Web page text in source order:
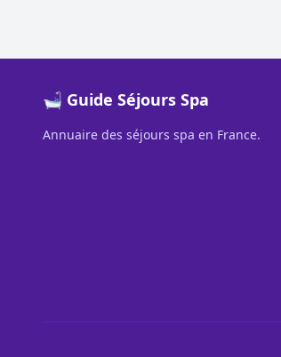
🛁 Guide Séjours Spa
Annuaire des séjours spa en France.